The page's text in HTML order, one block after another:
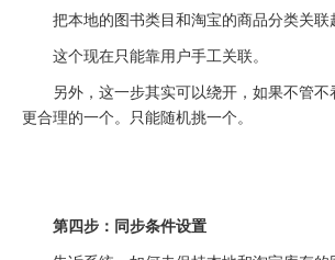
把本地的图书类目和淘宝的商品分类关联
这个现在只能靠用户手工关联。
另外，这一步其实可以绕开，如果不管
更合理的一个。只能随机挑一个。
第四步：同步条件设置